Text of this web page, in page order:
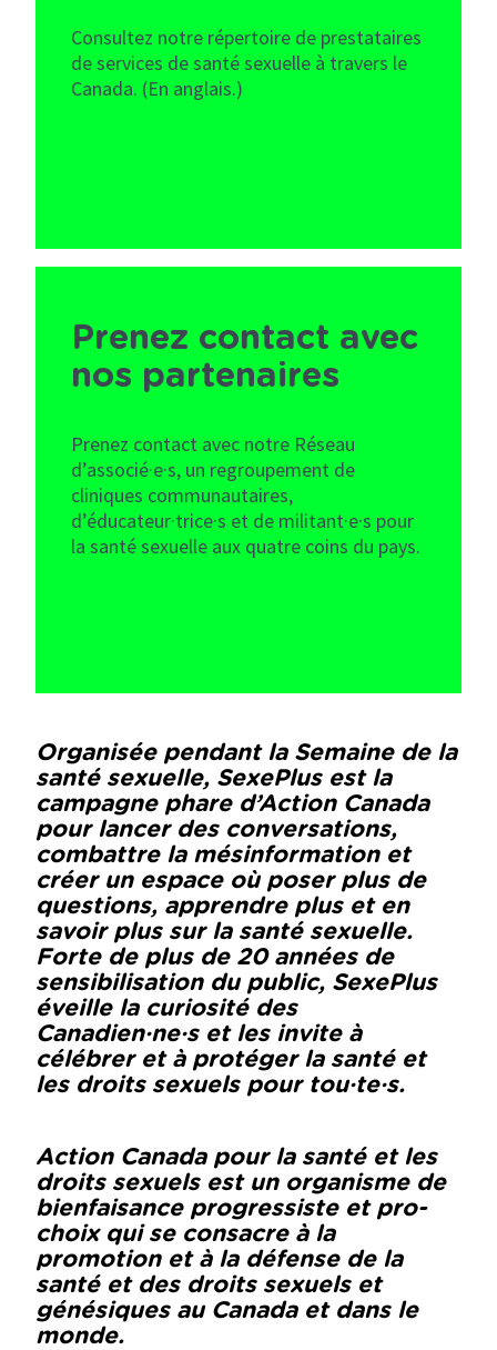
Consultez notre répertoire de prestataires
de services de santé sexuelle à travers le
Canada. (En anglais.)
Prenez contact avec
nos partenaires
Prenez contact avec notre Réseau
d’associé·e·s, un regroupement de
cliniques communautaires,
d’éducateur·trice·s et de militant·e·s pour
la santé sexuelle aux quatre coins du pays.
Organisée pendant la Semaine de la
santé sexuelle, SexePlus est la
campagne phare d’Action Canada
pour lancer des conversations,
combattre la mésinformation et
créer un espace où poser plus de
questions, apprendre plus et en
savoir plus sur la santé sexuelle.
Forte de plus de 20 années de
sensibilisation du public, SexePlus
éveille la curiosité des
Canadien·ne·s et les invite à
célébrer et à protéger la santé et
les droits sexuels pour tou·te·s.
Action Canada pour la santé et les
droits sexuels est un organisme de
bienfaisance progressiste et pro-
choix qui se consacre à la
promotion et à la défense de la
santé et des droits sexuels et
génésiques au Canada et dans le
monde.